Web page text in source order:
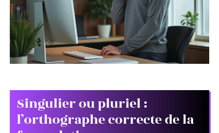
Singulier ou pluriel :
l’orthographe correcte de la